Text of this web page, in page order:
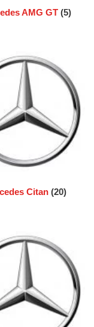
AMG GT (5)
Citan(20)